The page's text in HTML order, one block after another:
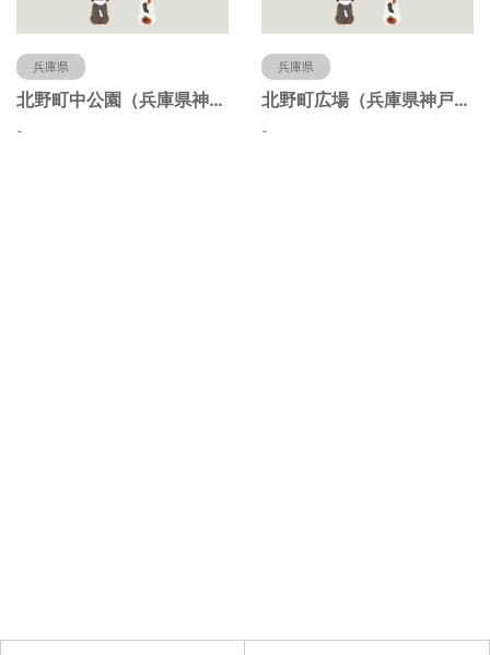
兵庫県
北野町中公園（兵庫県神戸市）
-
兵庫県
北野町広場（兵庫県神戸市）
-